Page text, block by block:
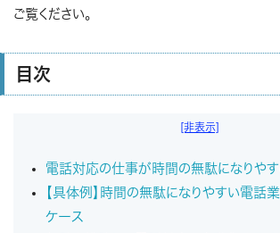
ご覧ください。
目次
[非表示]
電話対応の仕事が時間の無駄になりや
【具体例】時間の無駄になりやすい電話
ケース